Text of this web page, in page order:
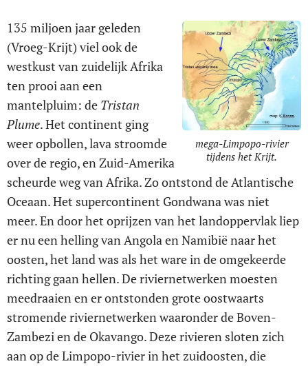
mega-Limpopo-rivier
tijdens het Krijt.
135 miljoen jaar geleden
(Vroeg-Krijt) viel ook de
westkust van zuidelijk Afrika
ten prooi aan een
mantelpluim: de Tristan
Plume. Het continent ging
weer opbollen, lava stroomde
over de regio, en Zuid-Amerika
scheurde weg van Afrika. Zo ontstond de Atlantische
Oceaan. Het supercontinent Gondwana was niet
meer. En door het oprijzen van het landoppervlak liep
er nu een helling van Angola en Namibië naar het
oosten, het land was als het ware in de omgekeerde
richting gaan hellen. De riviernetwerken moesten
meedraaien en er ontstonden grote oostwaarts
stromende riviernetwerken waaronder de Boven-
Zambezi en de Okavango. Deze rivieren sloten zich
aan op de Limpopo-rivier in het zuidoosten, die